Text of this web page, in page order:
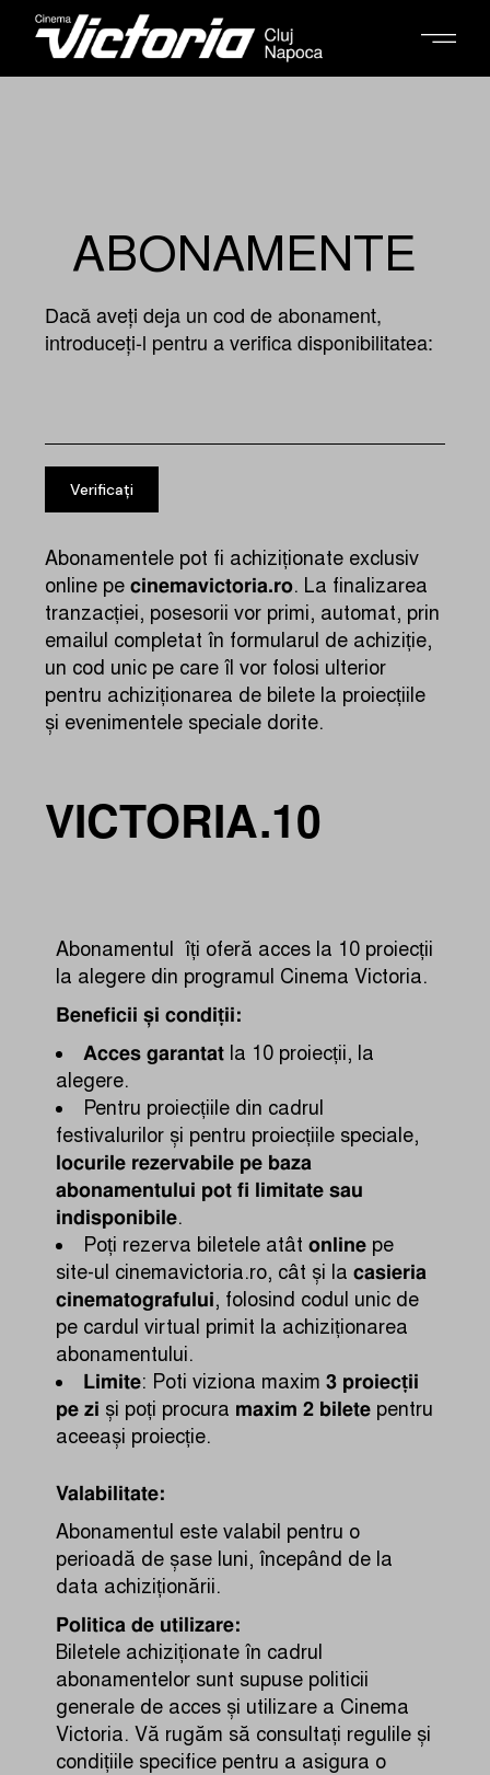
ABONAMENTE
Dacă aveți deja un cod de abonament,
introduceți-l pentru a verifica disponibilitatea:
Abonamentele pot fi achiziționate exclusiv
online pecinemavictoria.ro. La finalizarea
tranzacției, posesorii vor primi, automat, prin
emailul completat în formularul de achiziție,
un cod unic pe care îl vor folosi ulterior
pentru achiziționarea de bilete la proiecțiile
și evenimentele speciale dorite.
VICTORIA.10
Abonamentul îți oferă acces la 10 proiecții
la alegere din programul Cinema Victoria.
Beneficii și condiții:
Acces garantat la 10 proiecții, la
alegere.
Pentru proiecțiile din cadrul
festivalurilor și pentru proiecțiile speciale,
locurile rezervabile pe baza
abonamentului pot fi limitate sau
indisponibile.
Poți rezerva biletele atâtonline pe
site-ul cinemavictoria.ro, cât și lacasieria
cinematografului, folosind codul unic de
pe cardul virtual primit la achiziționarea
abonamentului.
Limite: Poti viziona maxim3 proiecții
pe zi și poți procura maxim 2 bilete pentru
aceeași proiecție.
Valabilitate:
Abonamentul este valabil pentru o
perioadă de șase luni, începând de la
data achiziționării.
Politica de utilizare:
Biletele achiziționate în cadrul
abonamentelor sunt supuse politicii
generale de acces și utilizare a Cinema
Victoria. Vă rugăm să consultați regulile și
condițiile specifice pentru a asigura o